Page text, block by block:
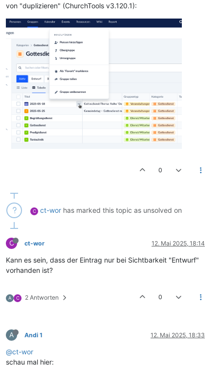
von "duplizieren" (ChurchTools v3.120.1):
0
C ct-wor has marked this topic as unsolved on
C ct-wor 12. Mai 2025, 18:14
Kann es sein, dass der Eintrag nur bei Sichtbarkeit "Entwurf"
vorhanden ist?
A C 2 Antworten 0
A Andi 1 12. Mai 2025, 18:33
@ct-wor
schau mal hier: